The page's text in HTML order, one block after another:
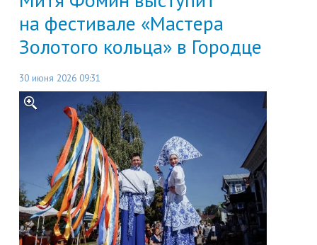
на фестивале «Мастера
Золотого кольца» в Городце
30 июня 2026 09:31